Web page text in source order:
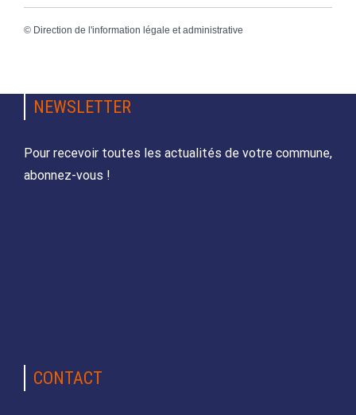
© Direction de l'information légale et administrative
NEWSLETTER
Pour recevoir toutes les actualités de votre commune,
abonnez-vous !
CONTACT